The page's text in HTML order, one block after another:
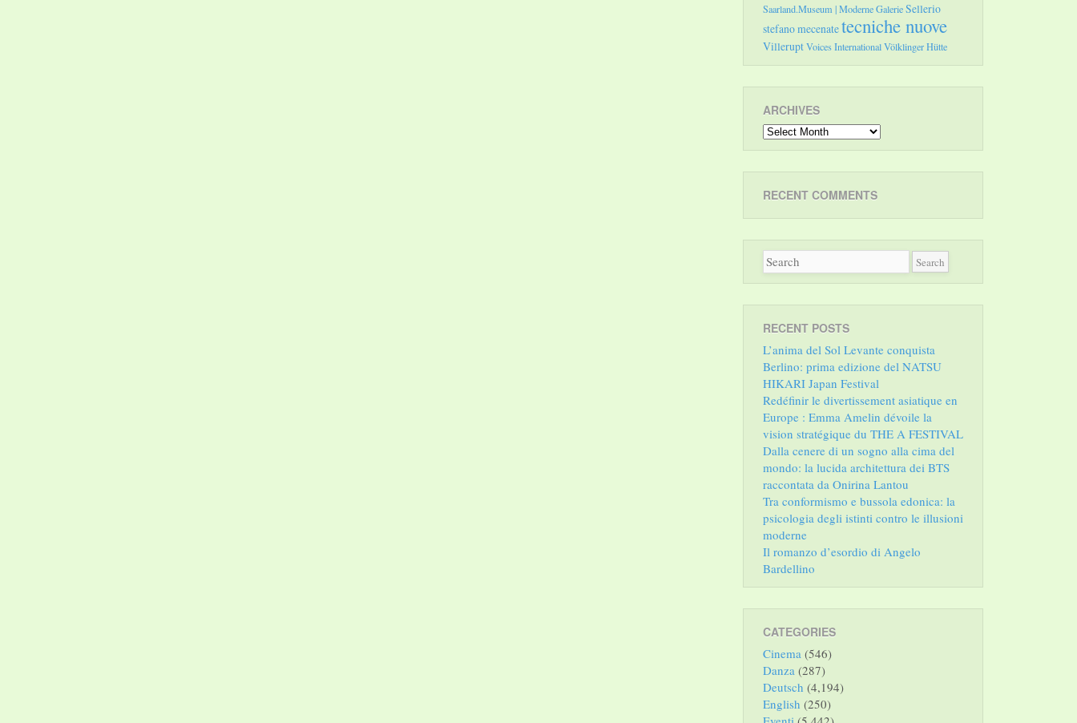
Saarland.Museum | Moderne GalerieSellerio
stefano mecenatetecniche nuove
VilleruptVoices InternationalVölklinger Hütte
ARCHIVES
Archives
RECENT COMMENTS
RECENT POSTS
L’anima del Sol Levante conquista
Berlino: prima edizione del NATSU
HIKARI Japan Festival
Redéfinir le divertissement asiatique en
Europe : Emma Amelin dévoile la
vision stratégique du THE A FESTIVAL
Dalla cenere di un sogno alla cima del
mondo: la lucida architettura dei BTS
raccontata da Onirina Lantou
Tra conformismo e bussola edonica: la
psicologia degli istinti contro le illusioni
moderne
Il romanzo d’esordio di Angelo
Bardellino
CATEGORIES
Cinema (546)
Danza (287)
Deutsch (4,194)
English (250)